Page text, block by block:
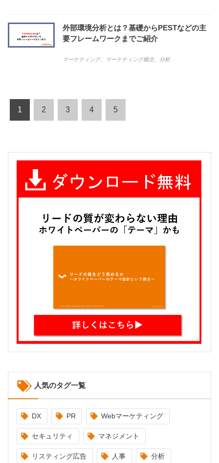
外部環境分析とは？基礎からPESTなどの主
要フレームワークまでご紹介
マーケティング、 マーケティング概念、 分析
1 2 3 4 5
人気のタグ一覧
DX PR Webマーケティング
セキュリティ マネジメント
リスティング広告 人事 分析